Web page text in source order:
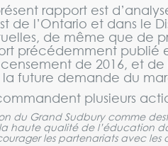
rapport est
de l’Ontario et dans le
de même que de
précédemment publié
de 2016, et
la future demande du
plusieurs
du Grand Sudbury comme
haute qualité de l’éducation
les partenariats avec